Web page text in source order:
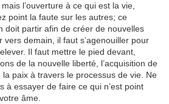
l’ouverture à ce qui est la vie,
point la faute sur les autres; ce
doit partir afin de créer de nouvelles
demain, il faut s’agenouiller pour
Il faut mettre le pied devant,
de la nouvelle liberté, l’acquisition de
paix à travers le processus de vie. Ne
à essayer de faire ce qui n’est point
âme.